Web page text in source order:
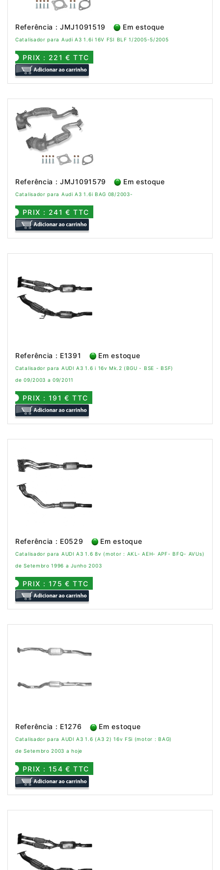
Referência : JMJ1091519 Em estoque
Catalisador para Audi A3 1.6i 16V FSI BLF 1/2005-5/2005
PRIX : 221 € TTC
Referência : JMJ1091579 Em estoque
Catalisador para Audi A3 1.6i BAG 08/2003-
PRIX : 241 € TTC
Referência : E1391 Em estoque
Catalisador para AUDI A3 1.6 i 16v Mk.2 (BGU - BSE - BSF)
de 09/2003 a 09/2011
PRIX : 191 € TTC
Referência : E0529 Em estoque
Catalisador para AUDI A3 1.6 8v (motor : AKL- AEH- APF- BFQ- AVUs)
de Setembro 1996 a Junho 2003
PRIX : 175 € TTC
Referência : E1276 Em estoque
Catalisador para AUDI A3 1.6 (A3 2) 16v FSi (motor : BAG)
de Setembro 2003 a hoje
PRIX : 154 € TTC